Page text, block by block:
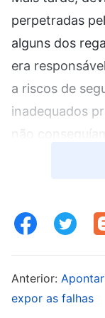
perpetradas
alguns dos
era
a riscos de
inadequados
não
adequadas
concentrando
as igrejas
líderes e
Anterior:
expor as falhas